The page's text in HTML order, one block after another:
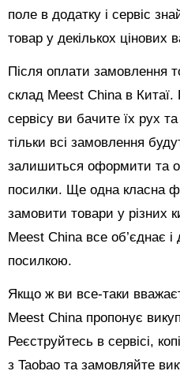
поле в додатку і сервіс
товар у декількох цінових
Після оплати замовлення
склад Meest China в Китаї.
сервісу ви бачите їх рух
тільки всі замовлення
залишиться оформити та
посилки. Ще одна класна
замовити товари у різних
Meest China все об’єднає
посилкою.
Якщо ж ви все-таки
Meest China пропонує
Реєструйтесь в сервісі,
з Taobao та замовляйте